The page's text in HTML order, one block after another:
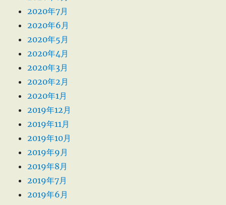
2020年7月
2020年6月
2020年5月
2020年4月
2020年3月
2020年2月
2020年1月
2019年12月
2019年11月
2019年10月
2019年9月
2019年8月
2019年7月
2019年6月